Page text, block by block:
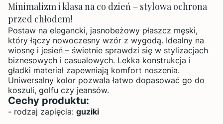
Minimalizm i klasa na co dzień – stylowa ochrona
przed chłodem!
Postaw na elegancki, jasnobeżowy płaszcz męski,
który łączy nowoczesny wzór z wygodą. Idealny na
wiosnę i jesień – świetnie sprawdzi się w stylizacjach
biznesowych i casualowych. Lekka konstrukcja i
gładki materiał zapewniają komfort noszenia.
Uniwersalny kolor pozwala łatwo dopasować go do
koszuli, golfu czy jeansów.
Cechy produktu:
- rodzaj zapięcia: guziki